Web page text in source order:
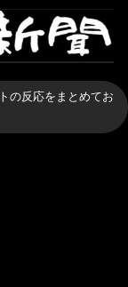
の反応をまとめてお